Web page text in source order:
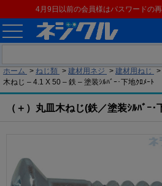
4月9日以前の会員様はパスワードの再
ホーム > ねじ類 > 建材用ネジ > 建材用ねじ >
木ねじ – 4.1 X 50 – 鉄 – 塗装ｼﾙﾊﾞｰ･下地ｸﾛﾒｰﾄ
（＋）丸皿木ねじ(鉄／塗装ｼﾙﾊﾞｰ･